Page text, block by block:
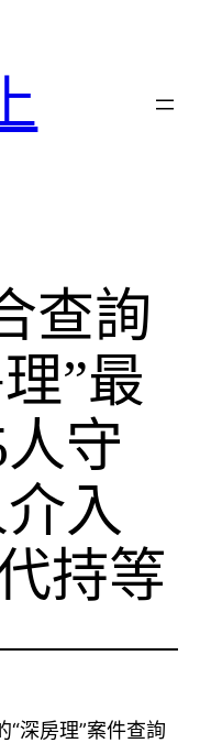
查詢
”最
守
入
持等
深房理”案件查詢